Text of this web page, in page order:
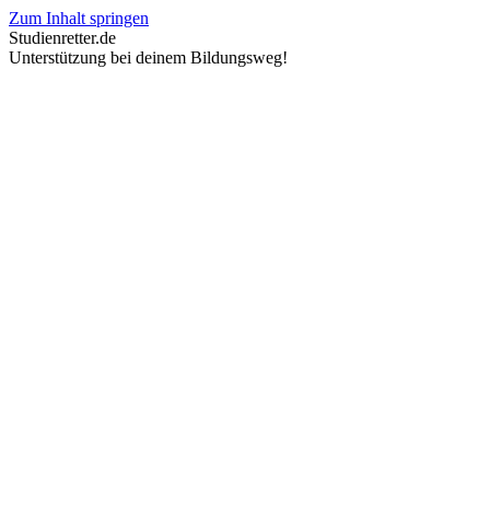
Zum Inhalt springen
Studienretter.de
Unterstützung bei deinem Bildungsweg!